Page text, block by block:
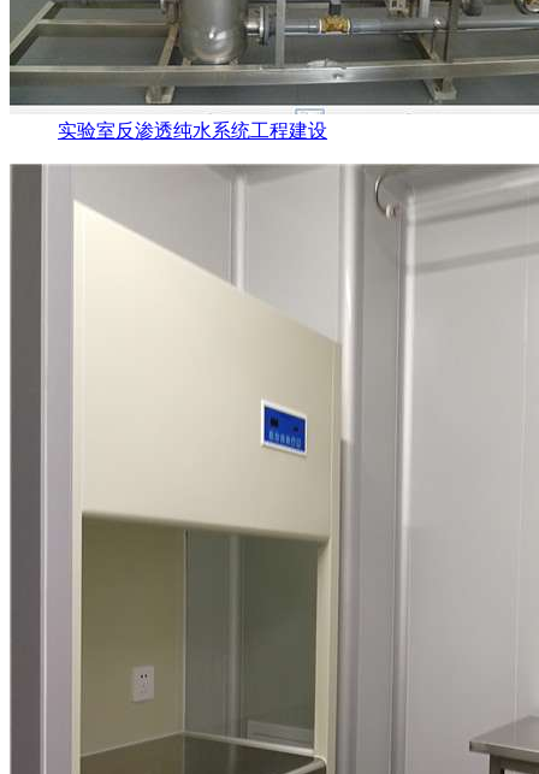
实验室反渗透纯水系统工程建设